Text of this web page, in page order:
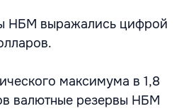
НБМ выражались цифрой
максимума в 1,8
валютные резервы НБМ